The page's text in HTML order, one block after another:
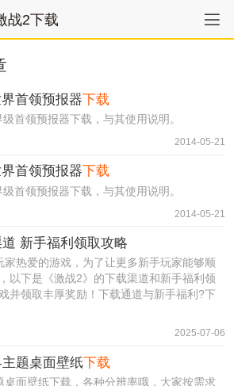
战2下载
首领预报器下载
首领预报器下载，与其使用说明。
2014-05-21
首领预报器下载
首领预报器下载，与其使用说明。
2014-05-21
新手福利领取攻略
家热爱的游戏，为了让更多新手玩家能够顺
以下是《激战2》的下载渠道和新手福利领
并领取丰厚奖励！下载通道与新手福利?下
2025-07-06
题桌面壁纸下载
桌面壁纸下载，各种分辨率哦，大家按需求